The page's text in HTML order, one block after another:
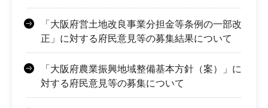
「大阪府営土地改良事業分担金等条例の一部改
正」に対する府民意見等の募集結果について
「大阪府農業振興地域整備基本方針（案）」に
対する府民意見等の募集について